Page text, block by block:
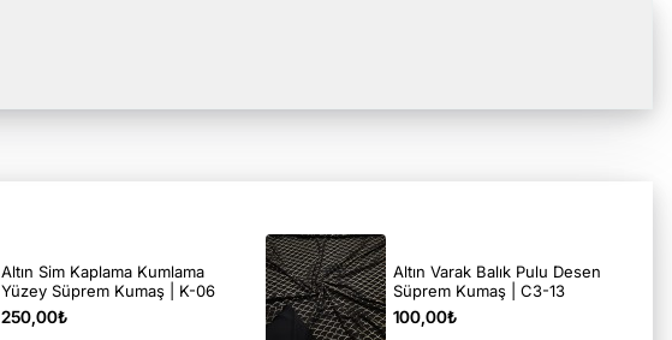
Altın Sim Kaplama Kumlama
Yüzey Süprem Kumaş | K-06
250,00₺
Altın Varak Balık Pulu Desen
Süprem Kumaş | C3-13
100,00₺